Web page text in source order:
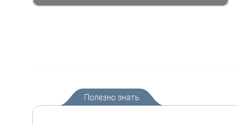
Полезно знать